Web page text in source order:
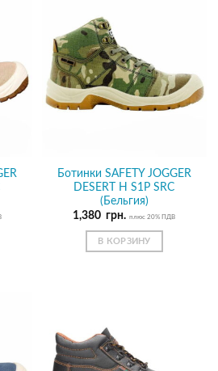
Ботинки SAFETY JOGGER
DESERT H S1P SRC
(Бельгия)
1,380 грн. плюс 20% ПДВ
В КОРЗИНУ